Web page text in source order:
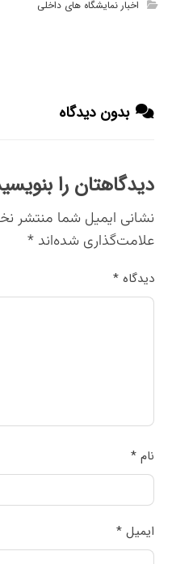
اخبار نمایشگاه های داخلی
بدون دیدگاه
دیدگاهتان را
نشانی ایمیل شما منتشر
علامت‌گذاری شده‌اند*
دیدگاه*
نام*
ایمیل*